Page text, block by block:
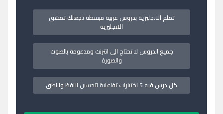
تعلم الانجليزية بدروس عربية مبسطة تجعلك تعشق
الانجليزية
جميع الدروس لا تحتاج الى انترنت ومدعومة بالصوت
والصورة
كل درس فيه 5 اختبارات تفاعلية لتحسين اللفظ والنطق